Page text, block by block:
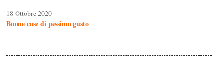
18 Ottobre 2020
Buone cose di pessimo gusto